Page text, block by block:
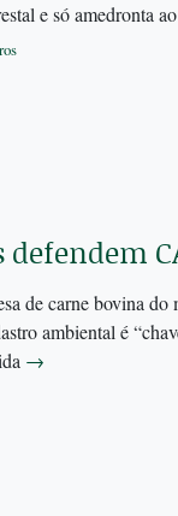
e só amedronta
defendem
de carne bovina
ambiental é
→